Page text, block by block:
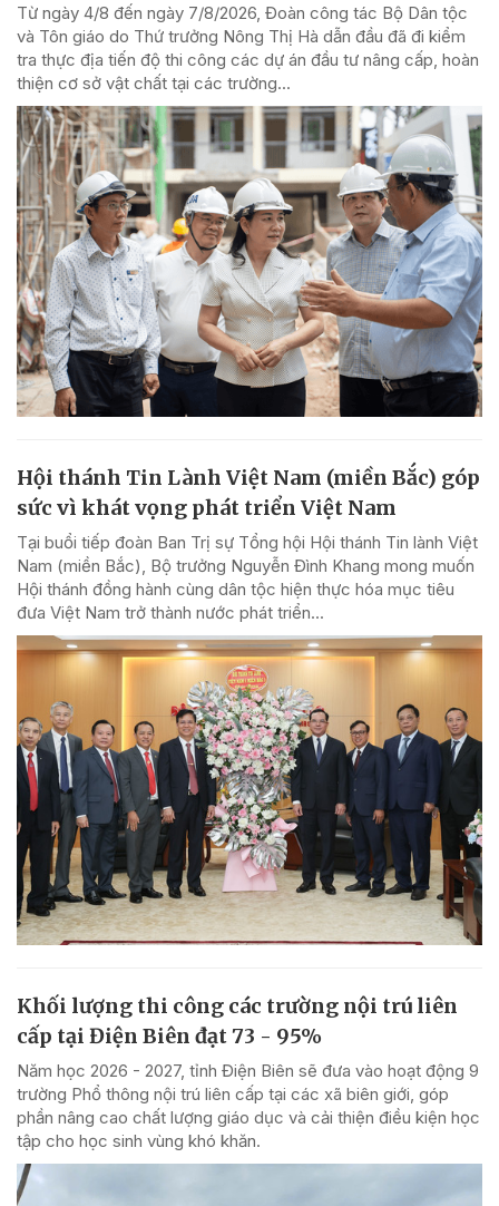
Từ ngày 4/8 đến ngày 7/8/2026, Đoàn công tác Bộ Dân tộc
và Tôn giáo do Thứ trưởng Nông Thị Hà dẫn đầu đã đi kiểm
tra thực địa tiến độ thi công các dự án đầu tư nâng cấp, hoàn
thiện cơ sở vật chất tại các trường...
Hội thánh Tin Lành Việt Nam (miền Bắc) góp
sức vì khát vọng phát triển Việt Nam
Tại buổi tiếp đoàn Ban Trị sự Tổng hội Hội thánh Tin lành Việt
Nam (miền Bắc), Bộ trưởng Nguyễn Đình Khang mong muốn
Hội thánh đồng hành cùng dân tộc hiện thực hóa mục tiêu
đưa Việt Nam trở thành nước phát triển...
Khối lượng thi công các trường nội trú liên
cấp tại Điện Biên đạt 73 - 95%
Năm học 2026 - 2027, tỉnh Điện Biên sẽ đưa vào hoạt động 9
trường Phổ thông nội trú liên cấp tại các xã biên giới, góp
phần nâng cao chất lượng giáo dục và cải thiện điều kiện học
tập cho học sinh vùng khó khăn.